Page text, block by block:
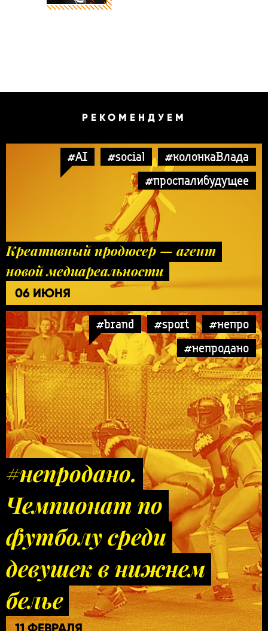
РЕКОМЕНДУЕМ
#AI #social
#колонкаВлада
#проспалибудущее
Креативный продюсер — агент
новой медиареальности
06 ИЮНЯ
#brand #sport
#непро
#непродано
#непродано.
Чемпионат по
футболу среди
девушек в нижнем
белье
11 ФЕВРАЛЯ